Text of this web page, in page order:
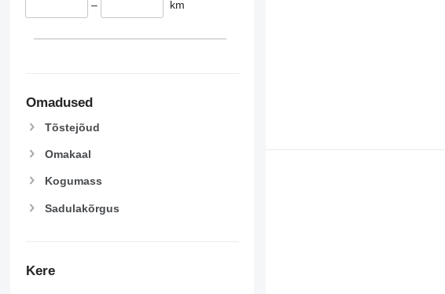
– km
Omadused
Tõstejõud
Omakaal
Kogumass
Sadulakõrgus
Kere